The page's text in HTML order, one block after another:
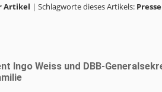
Artikel | Schlagworte dieses Artikels:
Ingo Weiss und DBB-